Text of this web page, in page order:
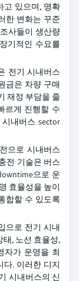
고 있으며, 명확
한 변화는 꾸준
사들이 생산량
기적인 수요를
전기 시내버스
금은 차량 구매
재정 부담을 줄
르게 진행할 수
내버스 sector
으로 시내버스
전 기술은 버스
으로 운
효율성을 높이
합할 수 있도록
으로 전기 시내
, 노선 효율성,
자가 운영을 최
다. 이러한 디지
시내버스의 신